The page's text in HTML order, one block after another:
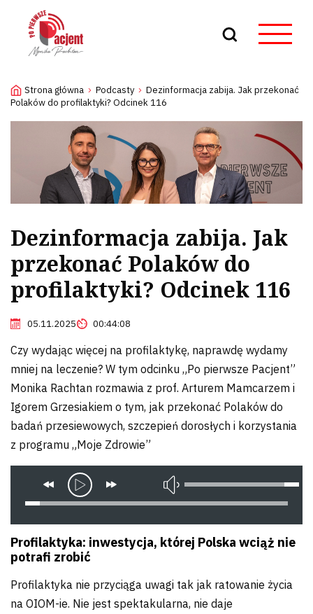
Szukaj
Strona główna Podcasty
Dezinformacja zabija. Jak przekonać
Polaków do profilaktyki? Odcinek 116
Dezinformacja zabija. Jak
przekonać Polaków do
profilaktyki? Odcinek 116
05.11.2025 00:44:08
Czy wydając więcej na profilaktykę, naprawdę wydamy
mniej na leczenie? W tym odcinku „Po pierwsze Pacjent”
Monika Rachtan rozmawia z prof. Arturem Mamcarzem i
Igorem Grzesiakiem o tym, jak przekonać Polaków do
badań przesiewowych, szczepień dorosłych i korzystania
z programu „Moje Zdrowie”
Profilaktyka: inwestycja, której Polska wciąż nie
potrafi zrobić
Profilaktyka nie przyciąga uwagi tak jak ratowanie życia
na OIOM-ie. Nie jest spektakularna, nie daje